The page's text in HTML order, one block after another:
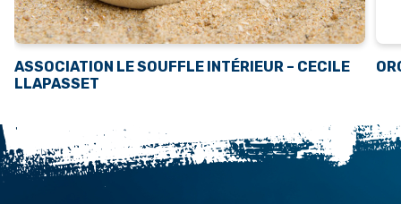
ASSOCIATION LE SOUFFLE INTÉRIEUR – CECILE
LLAPASSET